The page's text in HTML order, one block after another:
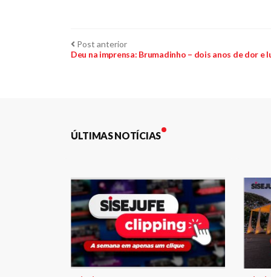
Navegação
Post anteriorPost
anterior:
Deu na imprensa: Brumadinho – dois anos de dor e
ÚLTIMAS NOTÍCIAS